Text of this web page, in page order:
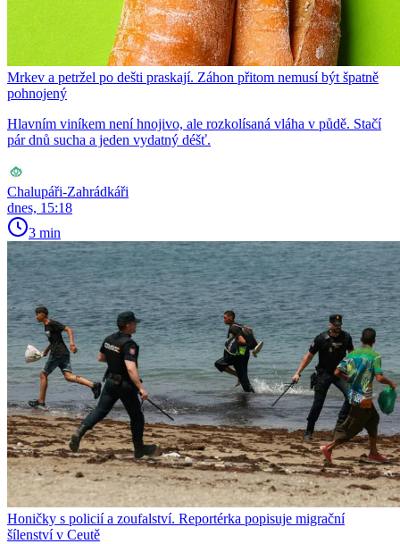
Mrkev a petržel po dešti praskají. Záhon přitom nemusí být špatně
pohnojený
Hlavním viníkem není hnojivo, ale rozkolísaná vláha v půdě. Stačí
pár dnů sucha a jeden vydatný déšť.
Chalupáři-Zahrádkáři
dnes, 15:18
3 min
Honičky s policií a zoufalství. Reportérka popisuje migrační
šílenství v Ceutě